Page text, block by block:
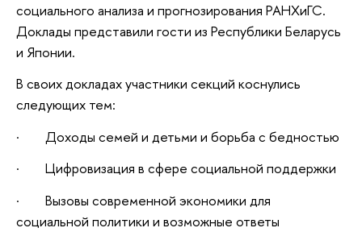
социального анализа и прогнозирования РАНХиГС.
Доклады представили гости из Республики Беларусь
и Японии.
В своих докладах участники секций коснулись
следующих тем:
· Доходы семей и детьми и борьба с бедностью
· Цифровизация в сфере социальной поддержки
· Вызовы современной экономики для
социальной политики и возможные ответы